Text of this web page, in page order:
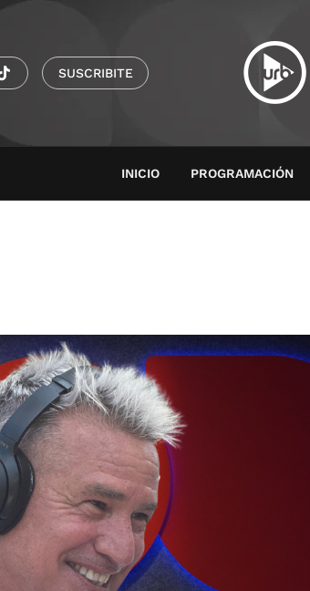
SUSCRIBITE
INICIO PROGRAMACIÓN